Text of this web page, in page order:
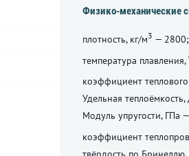
Физико-механические
плотность, кг/м3 — 2800;
температура плавления,
коэффициент
Удельная
Модуль упругости, ГПа
коэффициент